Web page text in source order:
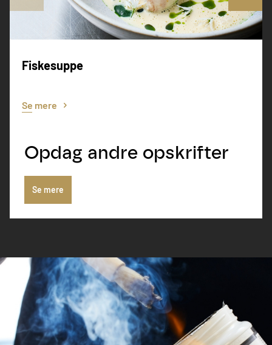
Opdag andre opskrifter
Se mere
Fiskesuppe
Se mere